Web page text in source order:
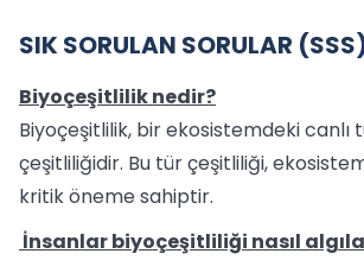
SIK SORULAN SORULAR
Biyoçeşitlilik nedir?
Biyoçeşitlilik, bir ekosistemdeki canlı
çeşitliliğidir. Bu tür çeşitliliği,
kritik öneme sahiptir.
İnsanlar biyoçeşitliliği nasıl